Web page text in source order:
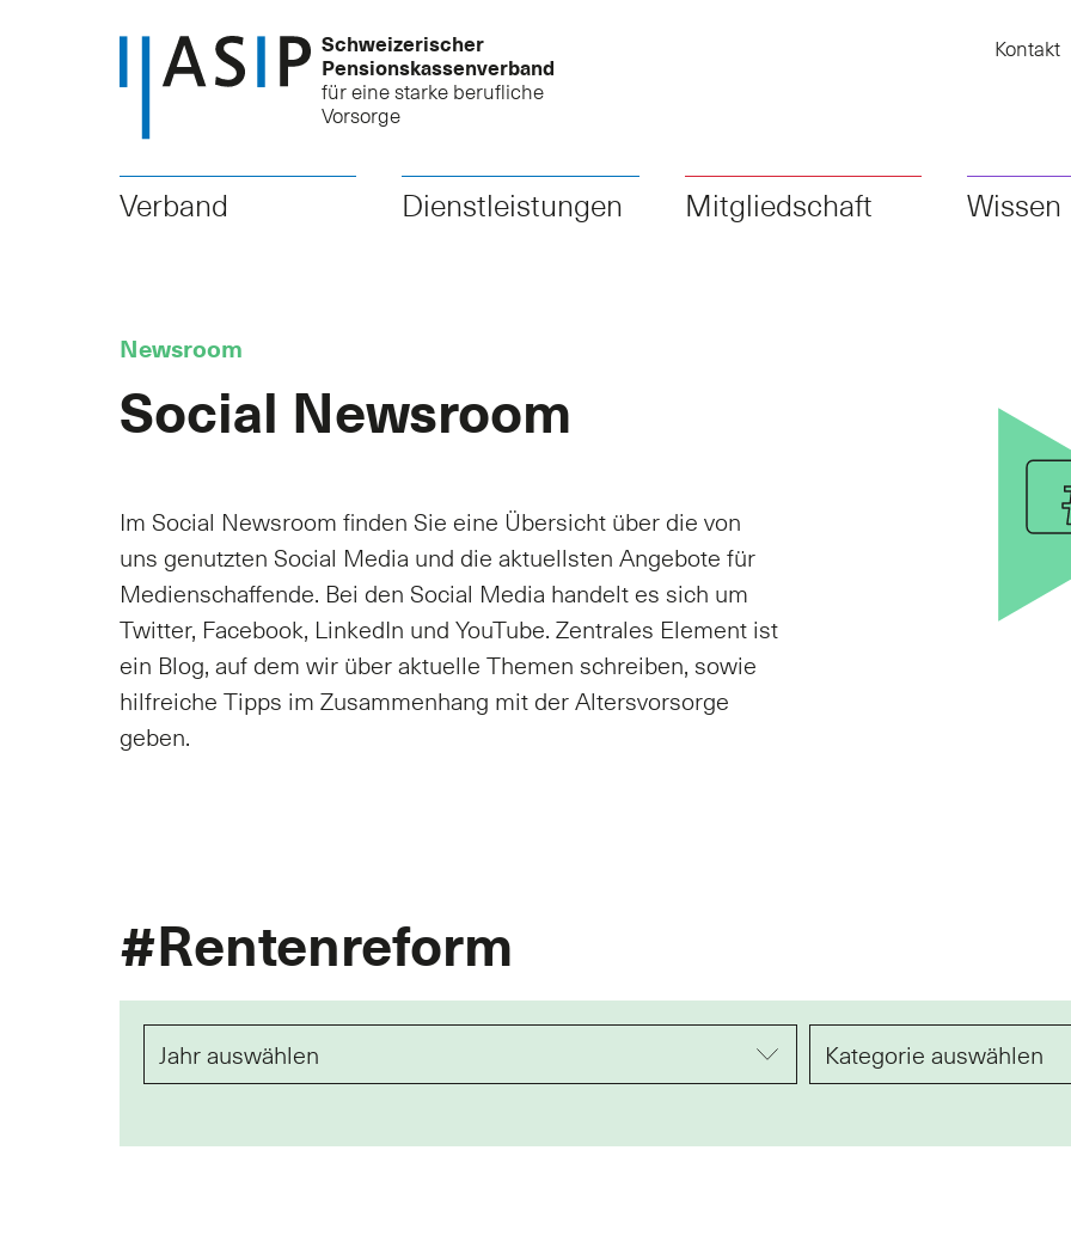
Schweizerischer
Pensionskassenverband
für eine starke berufliche
Vorsorge
Kontakt
Verband Dienstleistungen Mitgliedschaft Wissen
Newsroom
Social Newsroom
Im Social Newsroom finden Sie eine Übersicht über die von
uns genutzten Social Media und die aktuellsten Angebote für
Medienschaffende. Bei den Social Media handelt es sich um
Twitter, Facebook, LinkedIn und YouTube. Zentrales Element ist
ein Blog, auf dem wir über aktuelle Themen schreiben, sowie
hilfreiche Tipps im Zusammenhang mit der Altersvorsorge
geben.
#Rentenreform